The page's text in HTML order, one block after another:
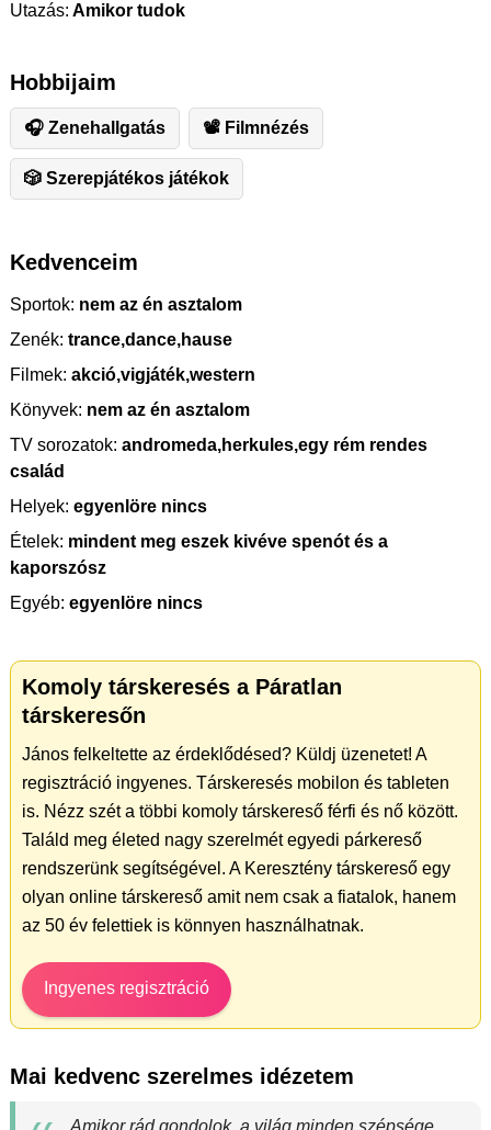
Utazás: Amikor tudok
Hobbijaim
🎧 Zenehallgatás 📽 Filmnézés
🎲 Szerepjátékos játékok
Kedvenceim
Sportok: nem az én asztalom
Zenék: trance,dance,hause
Filmek: akció,vigjáték,western
Könyvek: nem az én asztalom
TV sorozatok: andromeda,herkules,egy rém rendes
család
Helyek: egyenlöre nincs
Ételek: mindent meg eszek kivéve spenót és a
kaporszósz
Egyéb: egyenlöre nincs
Komoly társkeresés a Páratlan
társkeresőn
János felkeltette az érdeklődésed? Küldj üzenetet! A
regisztráció ingyenes. Társkeresés mobilon és tableten
is. Nézz szét a többi komoly társkereső férfi és nő között.
Találd meg életed nagy szerelmét egyedi párkereső
rendszerünk segítségével. A Keresztény társkereső egy
olyan online társkereső amit nem csak a fiatalok, hanem
az 50 év felettiek is könnyen használhatnak.
Ingyenes regisztráció
Mai kedvenc szerelmes idézetem
Amikor rád gondolok, a világ minden szépsége